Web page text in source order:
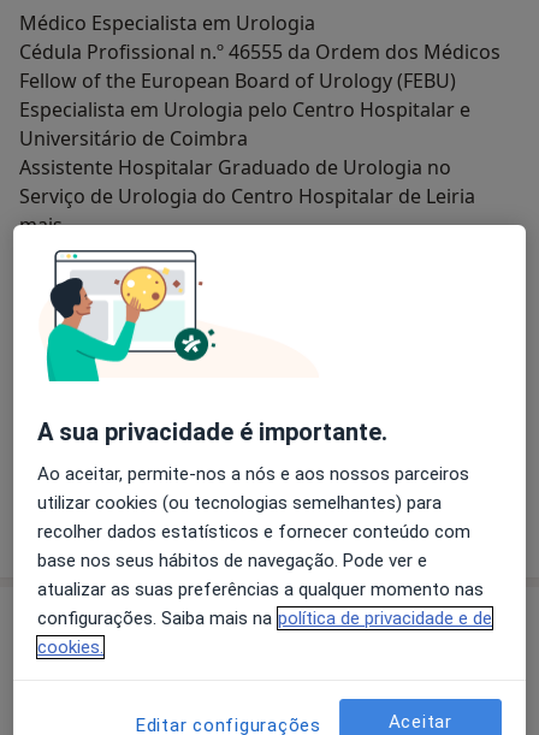
Médico Especialista em Urologia
Cédula Profissional n.º 46555 da Ordem dos Médicos
Fellow of the European Board of Urology (FEBU)
Especialista em Urologia pelo Centro Hospitalar e
Universitário de Coimbra
Assistente Hospitalar Graduado de Urologia no
Serviço de Urologia do Centro Hospitalar de Leiria
maisSobre mim
Principais doenças tratadas
Neoplasias Da Bexiga Urinária
Disfunção erétil
Urolitíase
a11y_sr_more_diseases
Pacientes que trato
Mostrar mais detalhes
sobre a experiência
Serviços e preços
Biópsias ecoguiadas da próstata
A sua privacidade é importante.
Ao aceitar, permite-nos a nós e aos nossos parceiros
utilizar cookies (ou tecnologias semelhantes) para
recolher dados estatísticos e fornecer conteúdo com
base nos seus hábitos de navegação. Pode ver e
atualizar as suas preferências a qualquer momento nas
configurações. Saiba mais na política de privacidade e de
cookies.
Editar configurações Aceitar